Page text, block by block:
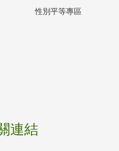
性別平等專區
連結